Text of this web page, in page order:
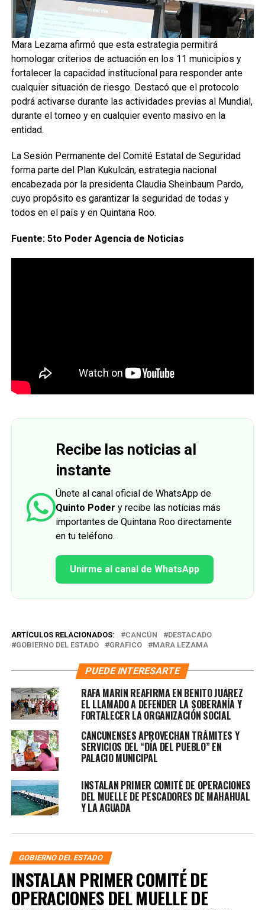
Mara Lezama afirmó que esta estrategia permitirá
homologar criterios de actuación en los 11 municipios y
fortalecer la capacidad institucional para responder ante
cualquier situación de riesgo. Destacó que el protocolo
podrá activarse durante las actividades previas al Mundial,
durante el torneo y en cualquier evento masivo en la
entidad.
La Sesión Permanente del Comité Estatal de Seguridad
forma parte del Plan Kukulcán, estrategia nacional
encabezada por la presidenta Claudia Sheinbaum Pardo,
cuyo propósito es garantizar la seguridad de todas y
todos en el país y en Quintana Roo.
Fuente: 5to Poder Agencia de Noticias
Recibe las noticias al
instante
Únete al canal oficial de WhatsApp de
Quinto Poder y recibe las noticias más
importantes de Quintana Roo directamente
en tu teléfono.
Unirme al canal de WhatsApp
ARTÍCULOS RELACIONADOS: CANCÚN
DESTACADO
GOBIERNO DEL ESTADO
GRAFICO MARA LEZAMA
PUEDE INTERESARTE
RAFA MARÍN REAFIRMA EN BENITO JUÁREZ
EL LLAMADO A DEFENDER LA SOBERANÍA Y
FORTALECER LA ORGANIZACIÓN SOCIAL
CANCUNENSES APROVECHAN TRÁMITES Y
SERVICIOS DEL “DÍA DEL PUEBLO” EN
PALACIO MUNICIPAL
INSTALAN PRIMER COMITÉ DE OPERACIONES
DEL MUELLE DE PESCADORES DE MAHAHUAL
Y LA AGUADA
GOBIERNO DEL ESTADO
INSTALAN PRIMER COMITÉ DE
OPERACIONES DEL MUELLE DE